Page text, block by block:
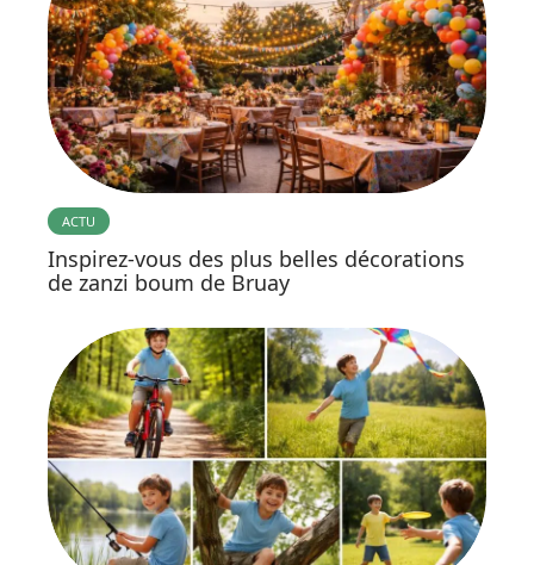
ACTU
Inspirez-vous des plus belles décorations
de zanzi boum de Bruay